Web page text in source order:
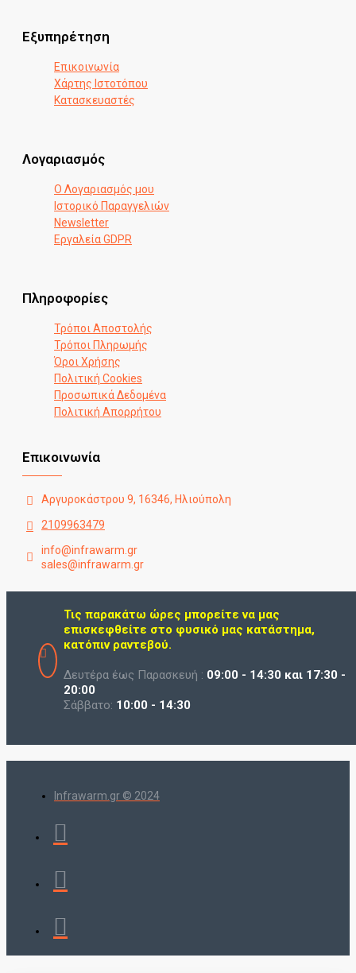
Εξυπηρέτηση
Επικοινωνία
Χάρτης Ιστοτόπου
Κατασκευαστές
Λογαριασμός
Ο Λογαριασμός μου
Ιστορικό Παραγγελιών
Newsletter
Εργαλεία GDPR
Πληροφορίες
Τρόποι Αποστολής
Τρόποι Πληρωμής
Όροι Χρήσης
Πολιτική Cookies
Προσωπικά Δεδομένα
Πολιτική Απορρήτου
Επικοινωνία
Αργυροκάστρου 9, 16346, Ηλιούπολη
2109963479
info@infrawarm.gr
sales@infrawarm.gr
Τις παρακάτω ώρες μπορείτε να μας
επισκεφθείτε στο φυσικό μας κατάστημα,
κατόπιν ραντεβού.
Δευτέρα έως Παρασκευή : 09:00 - 14:30 και 17:30 -
20:00
Σάββατο: 10:00 - 14:30
Infrawarm.gr © 2024